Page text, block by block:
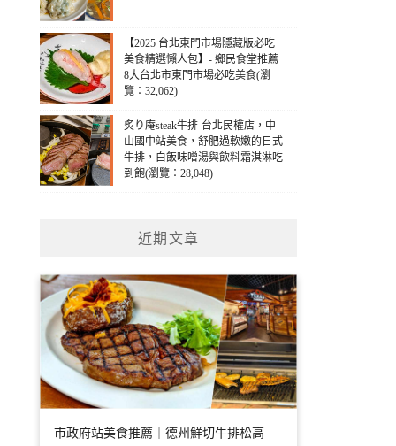
【2025 台北東門市場隱藏版必吃
美食精選懶人包】- 鄉民食堂推薦
8大台北市東門市場必吃美食(瀏
覽：32,062)
炙り庵steak牛排-台北民權店，中
山國中站美食，舒肥過軟嫩的日式
牛排，白飯味噌湯與飲料霜淇淋吃
到飽(瀏覽：28,048)
近期文章
市政府站美食推薦｜德州鮮切牛排松高